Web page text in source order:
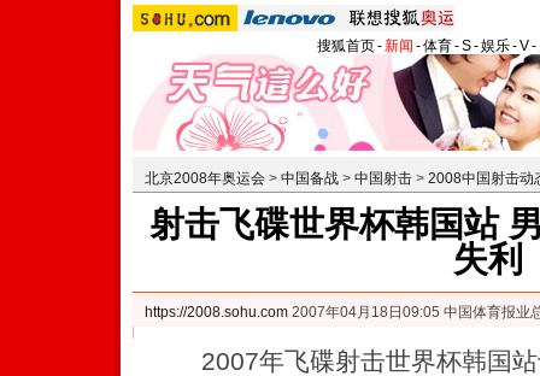
搜狐首页-新闻 -体育-S-娱乐-V-
北京2008年奥运会 > 中国备战 > 中国射击 > 2008中国射击动
射击飞碟世界杯韩国站
失利
https://2008.sohu.com 2007年04月18日09:05 中国体育报业
2007年飞碟射击世界杯韩国站